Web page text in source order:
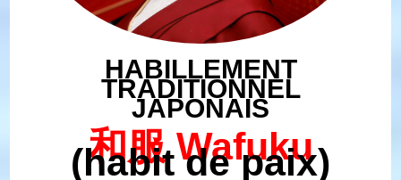
HABILLEMENT
TRADITIONNEL
JAPONAIS
和服 Wafuku
(habit de paix)